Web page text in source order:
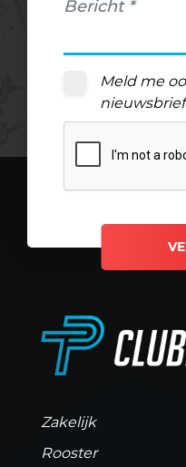
Meld me
nieuwsbrief
Zakelijk
Rooster